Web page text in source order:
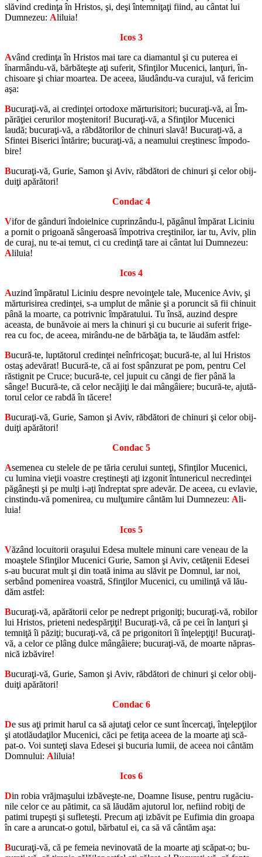
slă­vind cre­dinţa în Hris­tos, şi, deşi în­temniţaţi fiind, au cântat lui
Dum­ne­zeu: Ali­luia!
Icos 3
Având cre­dinţa în Hris­tos mai tare ca di­a­man­tul şi cu pu­te­rea ei
înarmându-vă, băr­băteşte aţi su­fe­rit, Sfinţilor Mu­ce­nici, lanţuri, în­
chi­soare şi chiar moar­tea. De aceea, lăudându-va cu­ra­jul, vă fe­ri­cim
aşa:
Bucuraţi-vă, ai cre­dinţei or­to­doxe măr­tu­ri­si­tori; bu­curaţi-vă, ai Îm­
părăţiei ce­ru­ri­lor moşte­ni­tori! Bu­curaţi-vă, a Sfinţilor Mu­ce­nici
laudă; bu­curaţi-vă, a răb­dă­to­ri­lor de chi­nuri slavă! Bu­curaţi-vă, a
Sfin­tei Bi­se­rici în­tă­rire; bu­curaţi-vă, a nea­mu­lui creşti­nesc îm­po­do­
bire!
Bucuraţi-vă, Gurie, Samon şi Aviv, răb­dă­tori de chi­nuri şi celor obij­
duiţi apă­ră­tori!
Con­dac 4
Vifor de gânduri în­do­iel­nice cu­prinzându-l, păgânul îm­pă­rat Li­ci­niu
a por­nit o pri­goană sânge­roasă îm­po­triva creşti­ni­lor, iar tu, Aviv, plin
de curaj, nu te-ai temut, ci cu cre­dinţă tare ai cântat lui Dum­ne­zeu:
Ali­luia!
Icos 4
Auzind îm­pă­ra­tul Li­ci­niu des­pre ne­voinţele tale, Mu­ce­nice Aviv, şi
măr­tu­ri­si­rea cre­dinţei, s-a um­plut de mânie şi a po­run­cit să fii chi­nuit
până la moarte, ca po­tri­v­nic îm­pă­ra­tu­lui. Tu însă, au­zind des­pre
aceasta, de bu­nă­voie ai mers la chi­nuri şi cu bu­cu­rie ai su­fe­rit fri­ge­
rea cu foc, de aceea, mirându-ne de bărbăţia ta, te lă­u­dăm ast­fel:
Bucură-te, lup­tă­to­rul cre­dinţei ne­în­fricoşat; bu­cură-te, al lui Hris­tos
ostaş ade­vă­rat! Bu­cură-te, că ai fost spânzu­rat pe pom, pen­tru Cel
răs­tig­nit pe Cruce; bu­cură-te, cel ju­puit cu căngi de fier până la
sânge! Bu­cură-te, că celor ne­căjiţi le dai mângâiere; bu­cură-te, aju­tă­
to­rul celor ce rabdă în tă­cere!
Bucuraţi-vă, Gurie, Samon şi Aviv, răb­dă­tori de chi­nuri şi celor obij­
duiţi apă­ră­tori!
Con­dac 5
Ase­me­nea cu ste­lele de pe tăria ce­ru­lui sunteţi, Sfinţilor Mu­ce­nici,
cu lu­mina vieţii voas­tre creştineşti aţi izgo­nit în­tu­ne­ri­cul ne­cre­dinţei
păgâneşti şi pe mulţi i-aţi în­drep­tat spre ade­văr. De aceea, cu ev­la­vie,
cin­s­tindu-vă po­me­ni­rea, cu mulţumire cântăm lui Dum­ne­zeu: Ali­
luia!
Icos 5
Văzând lo­cu­i­to­rii oraşului Edesa mul­tele mi­nuni care ve­neau de la
moaştele Sfinţilor Mu­ce­nici Gurie, Samon şi Aviv, cetăţenii Ede­sei
s-au bu­cu­rat mult şi din toată inima au slă­vit pe Dom­nul, iar noi,
serbând po­me­ni­rea voas­tră, Sfinţilor Mu­ce­nici, cu umi­linţă vă lă­u­
dăm ast­fel:
Bucuraţi-vă, apă­ră­to­rii celor pe ne­drept pri­goniţi; bu­curaţi-vă, ro­bi­lor
lui Hris­tos, pri­e­teni ne­des­părţiţi! Bu­curaţi-vă, că pe cei în lanţuri şi
temniţă îi păziţi; bu­curaţi-vă, că pe pri­go­ni­tori îi înţelepţiţi! Bu­curaţi-
vă, a celor ce plâng dulce mângâiere; bu­curaţi-vă, de moarte nă­pra­s­
nică iz­bă­vire!
Bucuraţi-vă, Gurie, Samon şi Aviv, răb­dă­tori de chi­nuri şi celor obij­
duiţi apă­ră­tori!
Con­dac 6
De sus aţi pri­mit harul ca să ajutaţi celor ce sunt în­cercaţi, înţelepţilor
şi ato­tlă­udaţilor Mu­ce­nici, căci pe fetiţa aceea de la moarte aţi scă­
pat-o. Voi sunteţi slava Ede­sei şi bu­cu­ria lumii, de aceea noi cântăm
Dom­nu­lui: Ali­luia!
Icos 6
Din robia vră­jmaşului iz­băveşte-ne, Doamne Ii­suse, pen­tru ru­gă­ciu­
nile celor ce au pă­ti­mit, ca să lă­u­dăm aju­to­rul lor, ne­fi­ind robiţi de
pa­timi trupeşti şi su­fleteşti. Pre­cum aţi iz­bă­vit pe Eu­fi­mia din groapa
în care a arun­cat-o gotul, băr­ba­tul ei, ca să vă cântăm aşa:
Bucuraţi-vă, că pe fe­meia ne­vi­no­vată de la moarte aţi scă­pat-o; bu­